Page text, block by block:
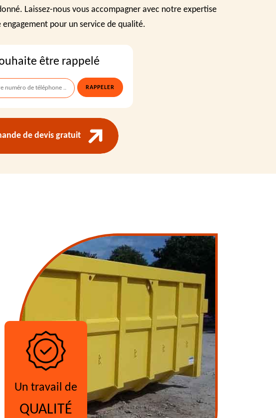
Laissez-nous vous accompagner avec notre expertise
pour un service de qualité.
être rappelé
de devis gratuit
Un travail de
QUALITÉ